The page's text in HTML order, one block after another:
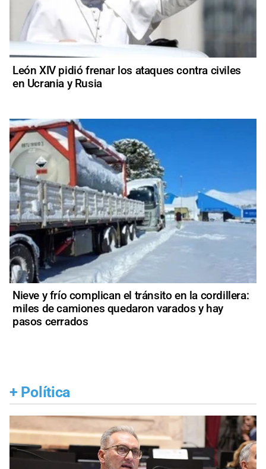
León XIV pidió frenar los ataques contra civiles
en Ucrania y Rusia
Nieve y frío complican el tránsito en la cordillera:
miles de camiones quedaron varados y hay
pasos cerrados
+ Política